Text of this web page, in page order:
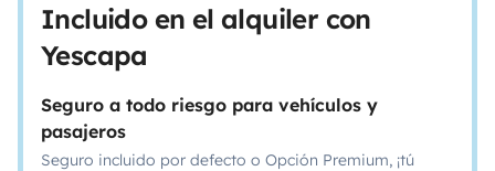
Incluido en el alquiler con
Yescapa
Seguro a todo riesgo para vehículos y
pasajeros
Seguro incluido por defecto o Opción Premium, ¡tú